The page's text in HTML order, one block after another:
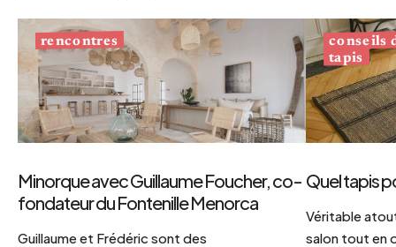
rencontres
Minorque avec Guillaume Foucher, co-
fondateur du Fontenille Menorca
Guillaume et Frédéric sont des
conseils
tapis
Quel tapis
Véritable
salon tout en